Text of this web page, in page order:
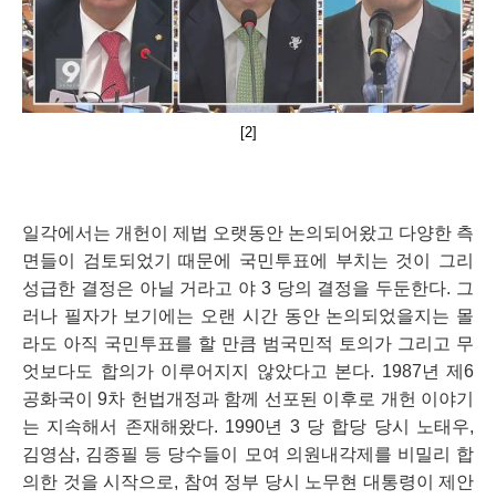
[2]
일각에서는 개헌이 제법 오랫동안 논의되어왔고 다양한 측
면들이 검토되었기 때문에 국민투표에 부치는 것이 그리
성급한 결정은 아닐 거라고 야 3 당의 결정을 두둔한다. 그
러나 필자가 보기에는 오랜 시간 동안 논의되었을지는 몰
라도 아직 국민투표를 할 만큼 범국민적 토의가 그리고 무
엇보다도 합의가 이루어지지 않았다고 본다. 1987년 제6
공화국이 9차 헌법개정과 함께 선포된 이후로 개헌 이야기
는 지속해서 존재해왔다. 1990년 3 당 합당 당시 노태우,
김영삼, 김종필 등 당수들이 모여 의원내각제를 비밀리 합
의한 것을 시작으로, 참여 정부 당시 노무현 대통령이 제안